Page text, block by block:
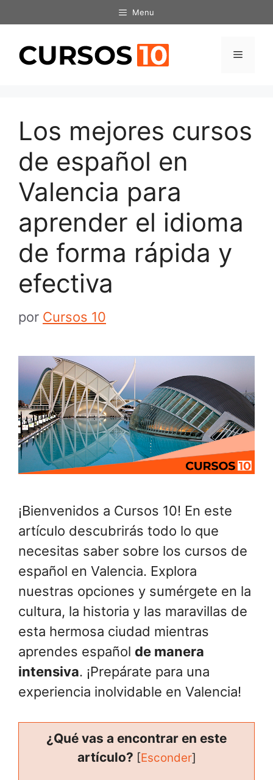
al
contenido
Menu
Menú
Los mejores cursos
de español en
Valencia para
aprender el idioma
de forma rápida y
efectiva
por Cursos 10
¡Bienvenidos a Cursos 10! En este
artículo descubrirás todo lo que
necesitas saber sobre los cursos de
español en Valencia. Explora
nuestras opciones y sumérgete en la
cultura, la historia y las maravillas de
esta hermosa ciudad mientras
aprendes español de manera
intensiva. ¡Prepárate para una
experiencia inolvidable en Valencia!
¿Qué vas a encontrar en este
artículo? [Esconder]